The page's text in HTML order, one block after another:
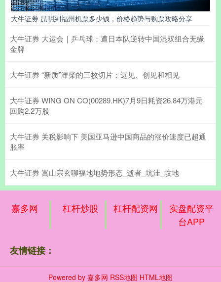
大牛证券 昆明到福州机票多少钱，价格趋势与购票攻略分享
大牛证券 大运会｜乒乓球：遭日本队逆转中国混双组合无缘
金牌
大牛证券 “新质”潍柴的三枚切片：远见、创见和相见
大牛证券 WING ON CO(00289.HK)7月9日耗资26.84万港元
回购2.2万股
大牛证券 关税影响下 美国亚马逊中国商品的涨价速度已超通
胀率
大牛证券 嵩山宗玄聊福地地势形态_逝者_坑洼_坟地
嘉多网 杠杆炒股 杠杆配资网
实盘配资平
台APP
友情链接：
Powered by 嘉多网 RSS地图 HTML地图